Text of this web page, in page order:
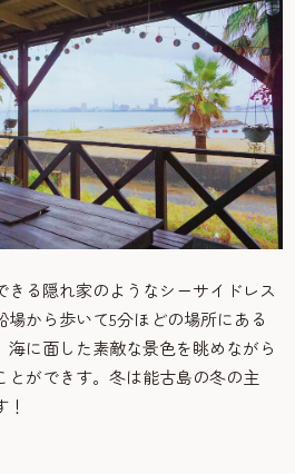
る隠れ家のようなシーサイドレス
場から歩いて5分ほどの場所にある
海に面した素敵な景色を眺めながら
とができす。冬は能古島の冬の主